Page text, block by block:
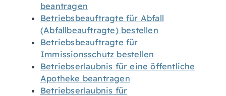
beantragen
Betriebsbeauftragte für Abfall
(Abfallbeauftragte) bestellen
Betriebsbeauftragte für
Immissionsschutz bestellen
Betriebserlaubnis für eine öffentliche
Apotheke beantragen
Betriebserlaubnis für